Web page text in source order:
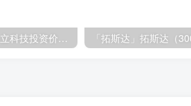
「大立科技」大立科技投资价值揭秘：红外芯片领军者的市场布局与未来潜力